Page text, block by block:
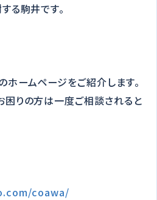
る駒井です。
ームページをご紹介します。
困りの方は一度ご相談されると
coawa/